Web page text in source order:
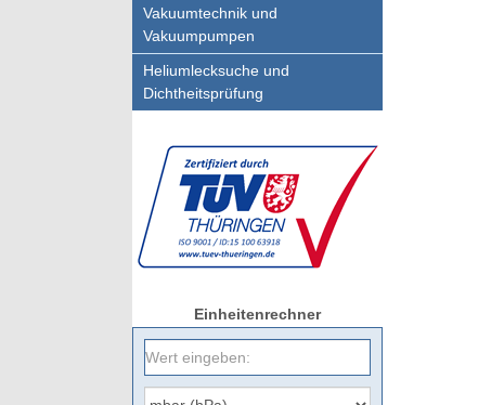
Vakuumtechnik und
Vakuumpumpen
Heliumlecksuche und
Dichtheitsprüfung
Einheitenrechner